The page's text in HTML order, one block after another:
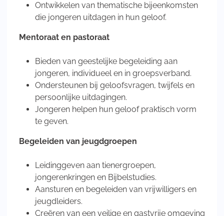
Ontwikkelen van thematische bijeenkomsten
die jongeren uitdagen in hun geloof.
Mentoraat en pastoraat
Bieden van geestelijke begeleiding aan
jongeren, individueel en in groepsverband.
Ondersteunen bij geloofsvragen, twijfels en
persoonlijke uitdagingen.
Jongeren helpen hun geloof praktisch vorm
te geven.
Begeleiden van jeugdgroepen
Leidinggeven aan tienergroepen,
jongerenkringen en Bijbelstudies.
Aansturen en begeleiden van vrijwilligers en
jeugdleiders.
Creëren van een veilige en gastvrije omgeving